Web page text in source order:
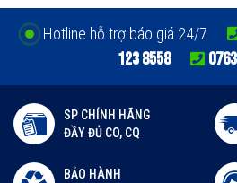
Hotline hỗ trợ báo giá 24/7
123 8558
SP CHÍNH HÃNG
ĐẦY ĐỦ CO, CQ
BẢO HÀNH